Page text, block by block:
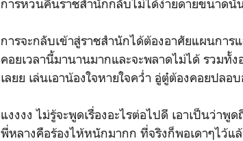
การหวนคืนราชสำนักกลับไม่ได้ง่ายดายขนาดนั้
การจะกลับเข้าสู่ราชสำนักได้ต้องอาศัยแผนการ
คอยเวลานี้มานานมากและจะพลาดไม่ได้ รวมทั้
เลยย เล่นเอาน้องใจหายใจคว่ำ อู่ตู๋ต้องคอยปลอ
แงงงง ไม่รู้จะพูดเรื่องอะไรต่อไปดี เอาเป็นว่า
พี่หลางคือร้องไห้หนักมากก ที่จริงก็พอเดาๆไว้แ